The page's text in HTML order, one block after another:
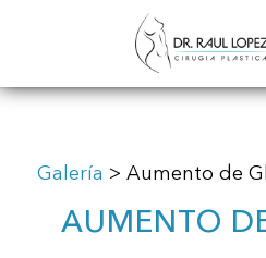
Galería > Aumento de
AUMENTO